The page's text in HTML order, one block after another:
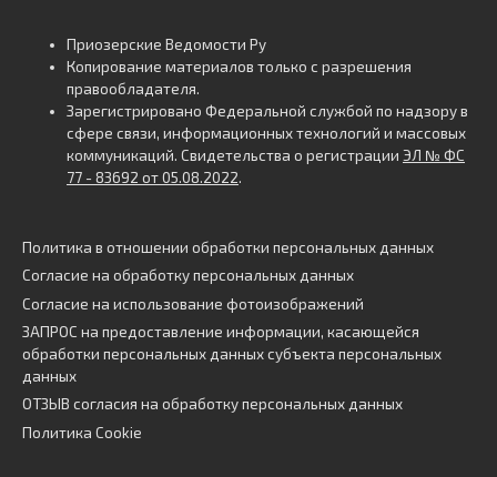
Приозерские Ведомости Ру
Копирование материалов только с разрешения
правообладателя.
Зарегистрировано Федеральной службой по надзору в
сфере связи, информационных технологий и массовых
коммуникаций. Свидетельства о регистрации ЭЛ № ФС
77 - 83692 от 05.08.2022.
Политика в отношении обработки персональных данных
Согласие на обработку персональных данных
Согласие на использование фотоизображений
ЗАПРОС на предоставление информации, касающейся
обработки персональных данных субъекта персональных
данных
ОТЗЫВ согласия на обработку персональных данных
Политика Cookie